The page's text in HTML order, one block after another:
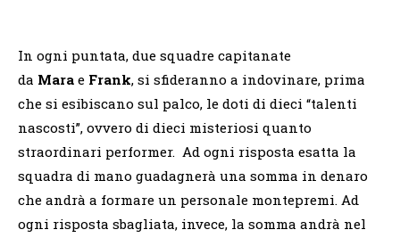
In ogni puntata, due squadre capitanate
da Mara e Frank, si sfideranno a indovinare, prima
che si esibiscano sul palco, le doti di dieci “talenti
nascosti”, ovvero di dieci misteriosi quanto
straordinari performer. Ad ogni risposta esatta la
squadra di mano guadagnerà una somma in denaro
che andrà a formare un personale montepremi. Ad
ogni risposta sbagliata, invece, la somma andrà nel